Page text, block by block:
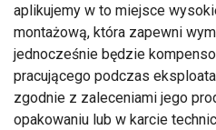
aplikujemy w to miejsce
montażową, która zapewni
jednocześnie będzie
pracującego podczas
zgodnie z zaleceniami jego
opakowaniu lub w karcie